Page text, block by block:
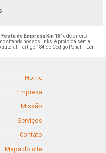
de Empresa Km 18" é de direito
citando nossos links, é proibida sem a
– artigo 184 do Código Penal – Lei
Home
Empresa
Missão
Serviços
Contato
Mapa do site